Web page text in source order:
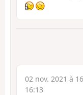
02 nov. 2021 à
16:13